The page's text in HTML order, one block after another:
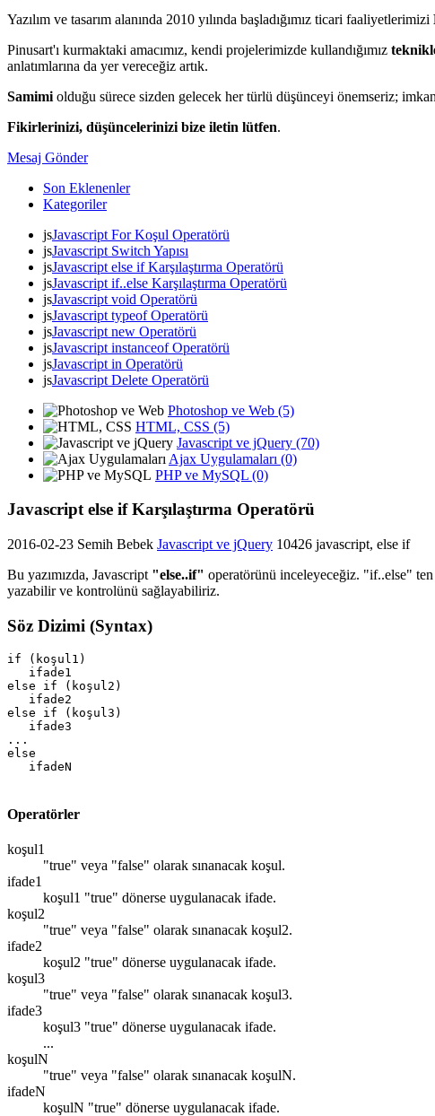
Yazılım ve tasarım alanında 2010 yılında başladığımız ticari faaliyetlerimizi
Pinusart'ı kurmaktaki amacımız, kendi projelerimizde kullandığımız
anlatımlarına da yer vereceğiz artık.
Samimi olduğu sürece sizden gelecek her türlü düşünceyi önemseriz;
Fikirlerinizi, düşüncelerinizi bize iletin lütfen.
Mesaj Gönder
Son Eklenenler
Kategoriler
jsJavascript For Koşul Operatörü
jsJavascript Switch Yapısı
jsJavascript else if Karşılaştırma Operatörü
jsJavascript if..else Karşılaştırma Operatörü
jsJavascript void Operatörü
jsJavascript typeof Operatörü
jsJavascript new Operatörü
jsJavascript instanceof Operatörü
jsJavascript in Operatörü
jsJavascript Delete Operatörü
Photoshop ve Web (5)
HTML, CSS (5)
Javascript ve jQuery (70)
Ajax Uygulamaları (0)
PHP ve MySQL (0)
Javascript else if Karşılaştırma Operatörü
2016-02-23 Semih Bebek Javascript ve jQuery 10426 javascript, else if
Bu yazımızda, Javascript "else..if" operatörünü inceleyeceğiz. "if..else"
yazabilir ve kontrolünü sağlayabiliriz.
Söz Dizimi (Syntax)
if (koşul1)
   ifade1
else if (koşul2)
   ifade2
else if (koşul3)
   ifade3
...
else
Operatörler
koşul1
"true" veya "false" olarak sınanacak koşul.
ifade1
koşul1 "true" dönerse uygulanacak ifade.
koşul2
"true" veya "false" olarak sınanacak koşul2.
ifade2
koşul2 "true" dönerse uygulanacak ifade.
koşul3
"true" veya "false" olarak sınanacak koşul3.
ifade3
koşul3 "true" dönerse uygulanacak ifade.
...
koşulN
"true" veya "false" olarak sınanacak koşulN.
ifadeN
koşulN "true" dönerse uygulanacak ifade.